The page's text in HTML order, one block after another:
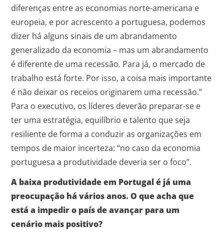
diferenças entre as economias norte-americana e
europeia, e por acrescento a portuguesa, podemos
dizer há alguns sinais de um abrandamento
generalizado da economia – mas um abrandamento
é diferente de uma recessão. Para já, o mercado de
trabalho está forte. Por isso, a coisa mais importante
é não deixar os receios originarem uma recessão.”
Para o executivo, os líderes deverão preparar-se e
ter uma estratégia, equilíbrio e talento que seja
resiliente de forma a conduzir as organizações em
tempos de maior incerteza: “no caso da economia
portuguesa a produtividade deveria ser o foco”.
A baixa produtividade em Portugal é já uma
preocupação há vários anos. O que acha que
está a impedir o país de avançar para um
cenário mais positivo?